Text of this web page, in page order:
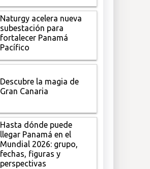
Naturgy acelera nueva
subestación para
fortalecer Panamá
Pacífico
Descubre la magia de
Gran Canaria
Hasta dónde puede
llegar Panamá en el
Mundial 2026: grupo,
fechas, figuras y
perspectivas